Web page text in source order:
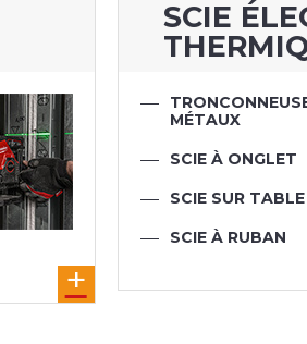
SCIE
MÉTAUX
SCIE À ONGLET
SCIE SUR TABLE
SCIE À RUBAN